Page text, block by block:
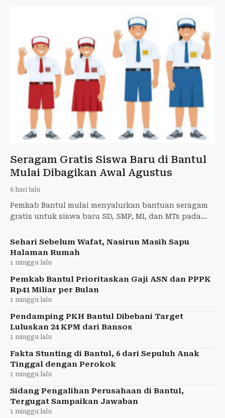
Seragam Gratis Siswa Baru di Bantul
Mulai Dibagikan Awal Agustus
6 hari lalu
Pemkab Bantul mulai menyalurkan bantuan seragam
gratis untuk siswa baru SD, SMP, MI, dan MTs pada
anggaran mencapai
Sehari Sebelum Wafat, Nasirun Masih Sapu
Halaman Rumah
1 minggu lalu
Pemkab Bantul Prioritaskan Gaji ASN dan PPPK
Rp41 Miliar per Bulan
1 minggu lalu
Pendamping PKH Bantul Dibebani Target
Luluskan 24 KPM dari Bansos
1 minggu lalu
Fakta Stunting di Bantul, 6 dari Sepuluh Anak
Tinggal dengan Perokok
1 minggu lalu
Sidang Pengalihan Perusahaan di Bantul,
Tergugat Sampaikan Jawaban
1 minggu lalu